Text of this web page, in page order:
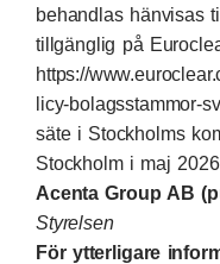
behandlas hänvisas
tillgänglig på
https://
licy-bolagsstammor-
säte i Stockholms
Stockholm i maj 2026
Acenta Group AB
Styrelsen
För ytterligare